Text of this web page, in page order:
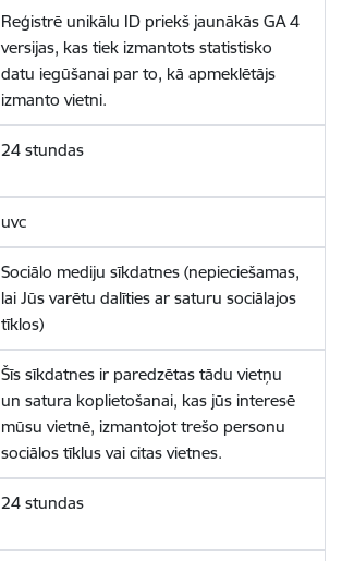
Reģistrē unikālu ID priekš jaunākās GA 4
versijas, kas tiek izmantots statistisko
datu iegūšanai par to, kā apmeklētājs
izmanto vietni.
24 stundas
uvc
Sociālo mediju sīkdatnes (nepieciešamas,
lai Jūs varētu dalīties ar saturu sociālajos
tīklos)
Šīs sīkdatnes ir paredzētas tādu vietņu
un satura koplietošanai, kas jūs interesē
mūsu vietnē, izmantojot trešo personu
sociālos tīklus vai citas vietnes.
24 stundas